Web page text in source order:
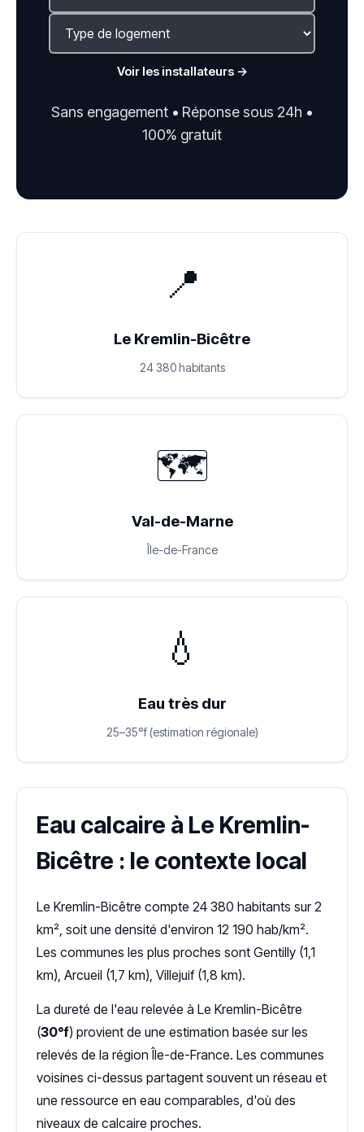
Voir les installateurs →
Sans engagement • Réponse sous 24h •
100% gratuit
📍
Le Kremlin-Bicêtre
24 380 habitants
🗺️
Val-de-Marne
Île-de-France
💧
Eau très dur
25–35°f (estimation régionale)
Eau calcaire à Le Kremlin-
Bicêtre : le contexte local
Le Kremlin-Bicêtre compte 24 380 habitants sur 2
km², soit une densité d'environ 12 190 hab/km².
Les communes les plus proches sont Gentilly (1,1
km), Arcueil (1,7 km), Villejuif (1,8 km).
La dureté de l'eau relevée à Le Kremlin-Bicêtre
(30°f) provient de une estimation basée sur les
relevés de la région Île-de-France. Les communes
voisines ci-dessus partagent souvent un réseau et
une ressource en eau comparables, d'où des
niveaux de calcaire proches.